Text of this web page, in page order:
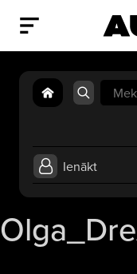
Search
for:
Ienākt